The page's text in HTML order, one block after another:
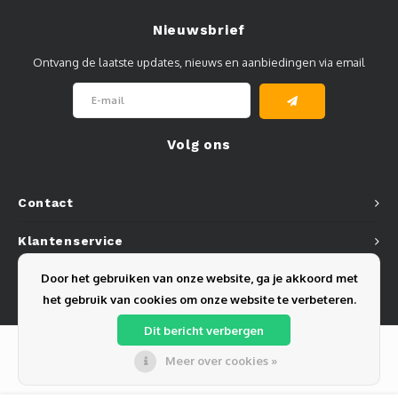
Contact
Nieuwsbrief
Ontvang de laatste updates, nieuws en aanbiedingen via email
Volg ons
Klantenservice
Mijn account
Door het gebruiken van onze website, ga je akkoord met
het gebruik van cookies om onze website te verbeteren.
Dit bericht verbergen
Meer over cookies »